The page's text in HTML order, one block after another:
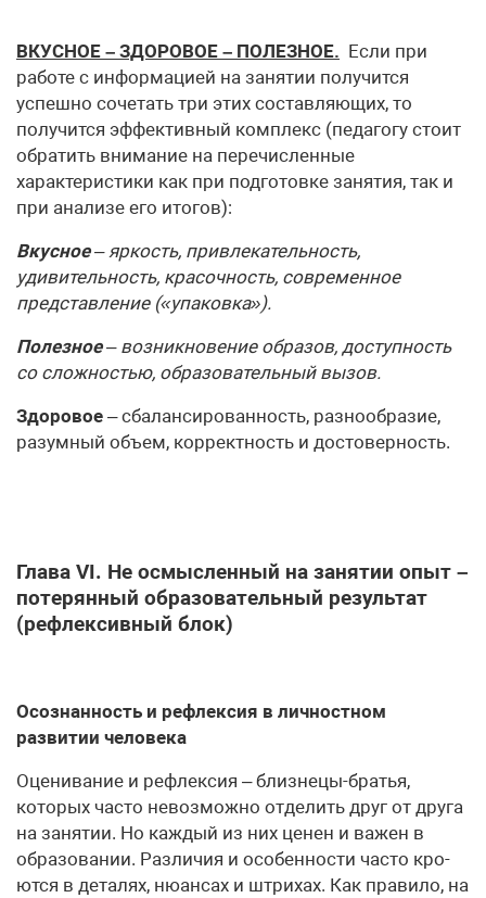
ВКУСНОЕ – ЗДОРОВОЕ – ПОЛЕЗНОЕ. Если при
работе с информацией на занятии получится
успешно сочетать три этих составляющих, то
получится эффективный комплекс (педагогу стоит
обратить внимание на перечисленные
характеристики как при подготовке занятия, так и
при анализе его итогов):
Вкусное– яркость, привлекательность,
удивительность, красочность, современное
представление («упаковка»).
Полезное– возникновение образов, доступность
со сложностью, образовательный вызов.
Здоровое – сбалансированность, разнообразие,
разумный объем, корректность и достоверность.
Глава VI. Не осмысленный на занятии опыт –
потерянный образовательный результат
(рефлексивный блок)
Осознанность и рефлексия в личностном
развитии человека
Оценивание и рефлексия – близнецы-братья,
которых часто невозможно отделить друг от друга
на занятии. Но каждый из них ценен и важен в
образовании. Различия и особенности часто кро­
ются в деталях, нюансах и штрихах. Как правило, на